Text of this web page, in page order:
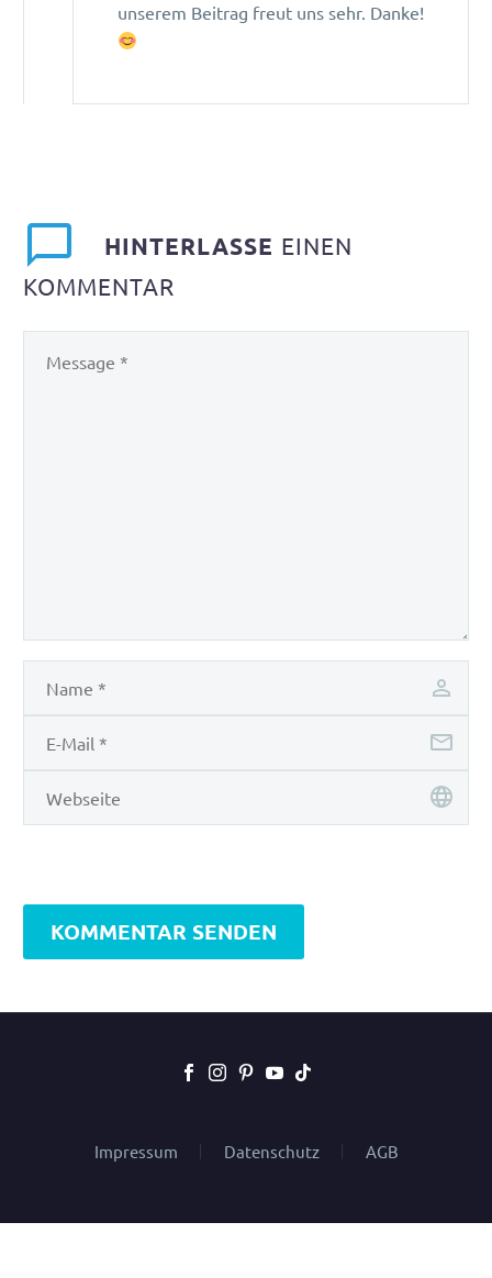
unserem Beitrag freut uns sehr. Danke!
HINTERLASSE EINEN
KOMMENTAR
KOMMENTAR SENDEN
Impressum Datenschutz AGB